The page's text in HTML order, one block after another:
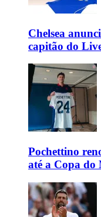
Chelsea
capitão do
Pochettino
até a Copa do